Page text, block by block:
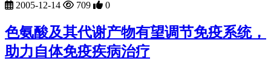
2005-12-14 709 0
色氨酸及其代谢产物有望调节免疫系统，
助力自体免疫疾病治疗